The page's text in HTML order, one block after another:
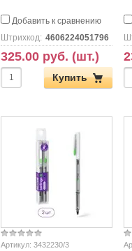
Добавить к сравнению
Штрихкод: 4606224051796
325.00 руб. (шт.)
Купить
Артикул: 3432230/3